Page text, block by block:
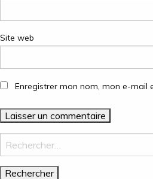
Site web
Enregistrer mon nom, mon e-
Rechercher :